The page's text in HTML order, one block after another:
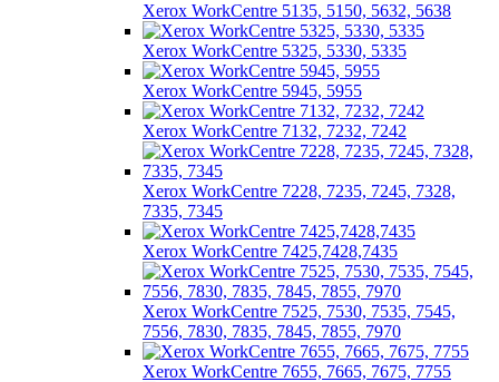
Xerox WorkCentre 5135, 5150, 5632, 5638
Xerox WorkCentre 5325, 5330, 5335
Xerox WorkCentre 5945, 5955
Xerox WorkCentre 7132, 7232, 7242
Xerox WorkCentre 7228, 7235, 7245, 7328,
7335, 7345
Xerox WorkCentre 7425,7428,7435
Xerox WorkCentre 7525, 7530, 7535, 7545,
7556, 7830, 7835, 7845, 7855, 7970
Xerox WorkCentre 7655, 7665, 7675, 7755